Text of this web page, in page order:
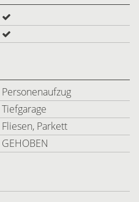
Personenaufzug
Tiefgarage
Fliesen, Parkett
GEHOBEN